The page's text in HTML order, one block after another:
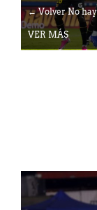
← Volver No hay
VER MÁS